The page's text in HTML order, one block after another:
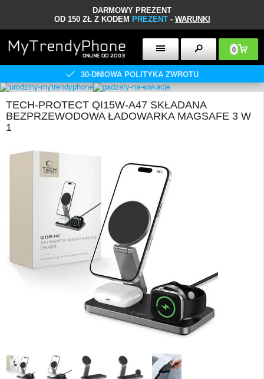
DARMOWY PREZENT
OD 150 ZŁ Z KODEM PREZENT- WARUNKI
0
30-DNIOWA POLITYKA ZWROTU
TECH-PROTECT QI15W-A47 SKŁADANA
BEZPRZEWODOWA ŁADOWARKA MAGSAFE 3 W
1